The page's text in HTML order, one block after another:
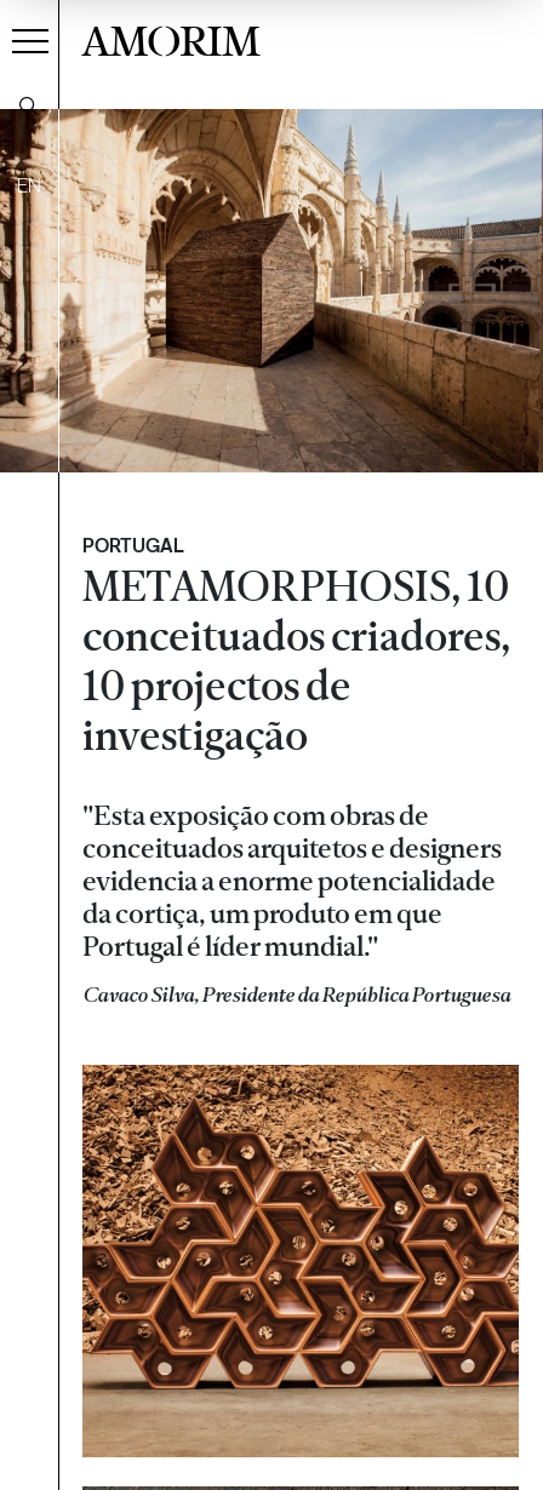
EN
AMORIM
PORTUGAL
METAMORPHOSIS, 10
conceituados criadores,
10 projectos de
investigação
"Esta exposição com obras de
conceituados arquitetos e designers
evidencia a enorme potencialidade
da cortiça, um produto em que
Portugal é líder mundial."
Cavaco Silva, Presidente da República Portuguesa